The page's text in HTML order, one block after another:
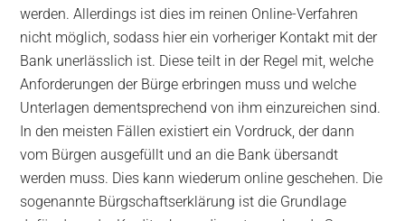
werden. Allerdings ist dies im reinen Online-Verfahren
nicht möglich, sodass hier ein vorheriger Kontakt mit der
Bank unerlässlich ist. Diese teilt in der Regel mit, welche
Anforderungen der Bürge erbringen muss und welche
Unterlagen dementsprechend von ihm einzureichen sind.
In den meisten Fällen existiert ein Vordruck, der dann
vom Bürgen ausgefüllt und an die Bank übersandt
werden muss. Dies kann wiederum online geschehen. Die
sogenannte Bürgschaftserklärung ist die Grundlage